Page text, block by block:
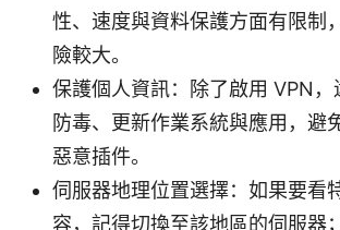
性、速度與資料保護方面有限制
險較大。
保護個人資訊：除了啟用 VPN，
防毒、更新作業系統與應用，避
惡意插件。
伺服器地理位置選擇：如果要看
容，記得切換至該地區的伺服器